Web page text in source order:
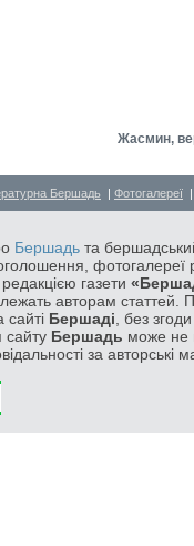
Жасмин,
Бершадь | Фотогалереї
Бершадь та
фотогалереї
газети
авторам статтей.
Бершаді , без
сайту Бершадь може не
за авторські